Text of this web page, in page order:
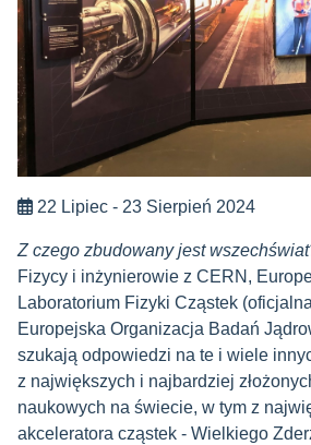
22 Lipiec - 23 Sierpień 2024
Z czego zbudowany jest
Fizycy i inżynierowie z CERN,
Laboratorium Fizyki Cząstek
Europejska Organizacja Badań
szukają odpowiedzi na te i wiele
z największych i najbardziej
naukowych na świecie, w tym z
akceleratora cząstek - Wielkiego